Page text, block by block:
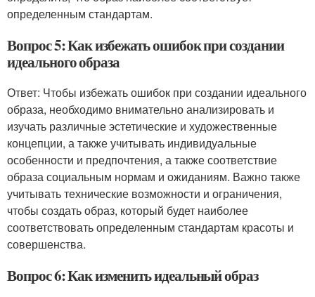
определенным стандартам.
Вопрос 5: Как избежать ошибок при создании
идеального образа
Ответ: Чтобы избежать ошибок при создании идеального
образа, необходимо внимательно анализировать и
изучать различные эстетические и художественные
концепции, а также учитывать индивидуальные
особенности и предпочтения, а также соответствие
образа социальным нормам и ожиданиям. Важно также
учитывать технические возможности и ограничения,
чтобы создать образ, который будет наиболее
соответствовать определенным стандартам красоты и
совершенства.
Вопрос 6: Как изменить идеальный образ